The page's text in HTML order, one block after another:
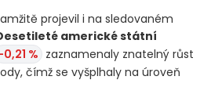
projevil i na sledovaném
americké státní
% zaznamenaly znatelný růst
čímž se vyšplhaly na úroveň